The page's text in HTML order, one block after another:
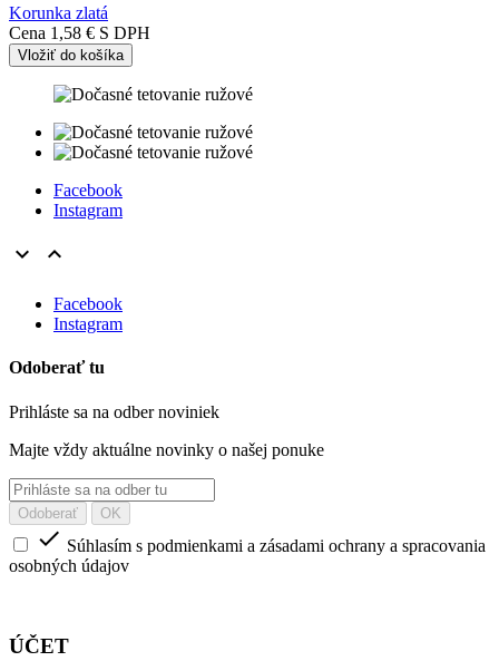
Korunka zlatá
Cena 1,58 € S DPH
Vložiť do košíka
Facebook
Instagram
 
Facebook
Instagram
Odoberať tu
Prihláste sa na odber noviniek
Majte vždy aktuálne novinky o našej ponuke
 Súhlasím s podmienkami a zásadami ochrany a spracovania
osobných údajov
ÚČET